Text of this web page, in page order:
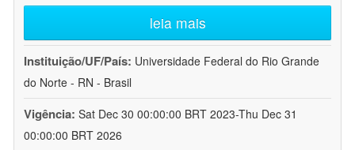
leia mais
Instituição/UF/País: Universidade Federal do Rio Grande
do Norte - RN - Brasil
Vigência: Sat Dec 30 00:00:00 BRT 2023-Thu Dec 31
00:00:00 BRT 2026